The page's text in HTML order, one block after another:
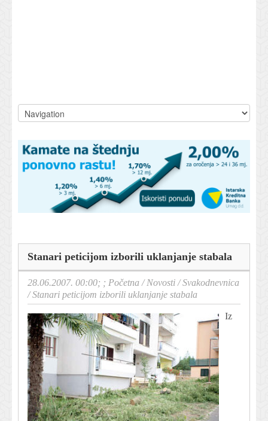
Stanari peticijom izborili uklanjanje stabala
28.06.2007. 00:00; ; Početna /Novosti /Svakodnevnica
/Stanari peticijom izborili uklanjanje stabala
Iz